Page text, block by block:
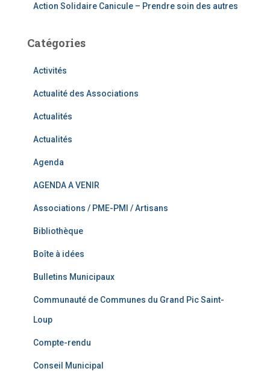
Action Solidaire Canicule – Prendre soin des autres
Catégories
Activités
Actualité des Associations
Actualités
Actualités
Agenda
AGENDA A VENIR
Associations / PME-PMI / Artisans
Bibliothèque
Boîte à idées
Bulletins Municipaux
Communauté de Communes du Grand Pic Saint-
Loup
Compte-rendu
Conseil Municipal